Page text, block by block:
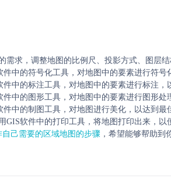
需求，调整地图的比例尺、投影方式、图层
件中的符号化工具，对地图中的要素进行符
件中的标注工具，对地图中的要素进行标注，
件中的图形工具，对地图中的要素进行图形
件中的制图工具，对地图进行美化，以达到最
GIS软件中的打印工具，将地图打印出来，以
自己需要的区域地图的步骤，希望能够帮助到